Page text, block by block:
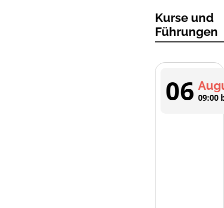
Kurse und
Führungen
06 09:00